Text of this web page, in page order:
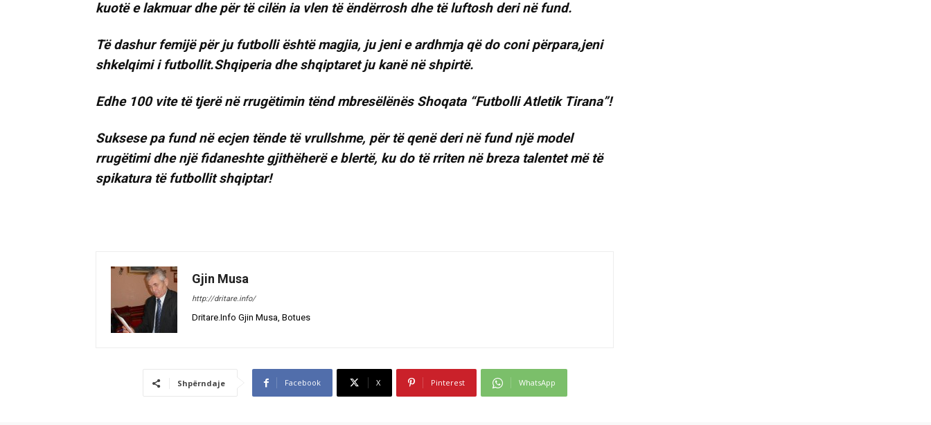
kuotë e lakmuar dhe për të cilën ia vlen të ëndërrosh dhe të luftosh deri në fund.
Të dashur femijë për ju futbolli është magjia, ju jeni e ardhmja që do coni përpara,jeni
shkelqimi i futbollit.Shqiperia dhe shqiptaret ju kanë në shpirtë.
Edhe 100 vite të tjerë në rrugëtimin tënd mbresëlënës Shoqata “Futbolli Atletik Tirana”!
Suksese pa fund në ecjen tënde të vrullshme, për të qenë deri në fund një model
rrugëtimi dhe një fidaneshte gjithëherë e blertë, ku do të rriten në breza talentet më të
spikatura të futbollit shqiptar!
Gjin Musa
http://dritare.info/
Dritare.Info Gjin Musa, Botues
Shpërndaje Facebook X Pinterest WhatsApp